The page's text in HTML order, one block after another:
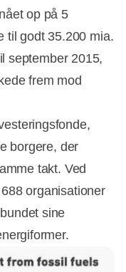
op på 5
til godt 35.200 mia.
september 2015,
frem mod
borgere, der
takt. Ved
organisationer
sine